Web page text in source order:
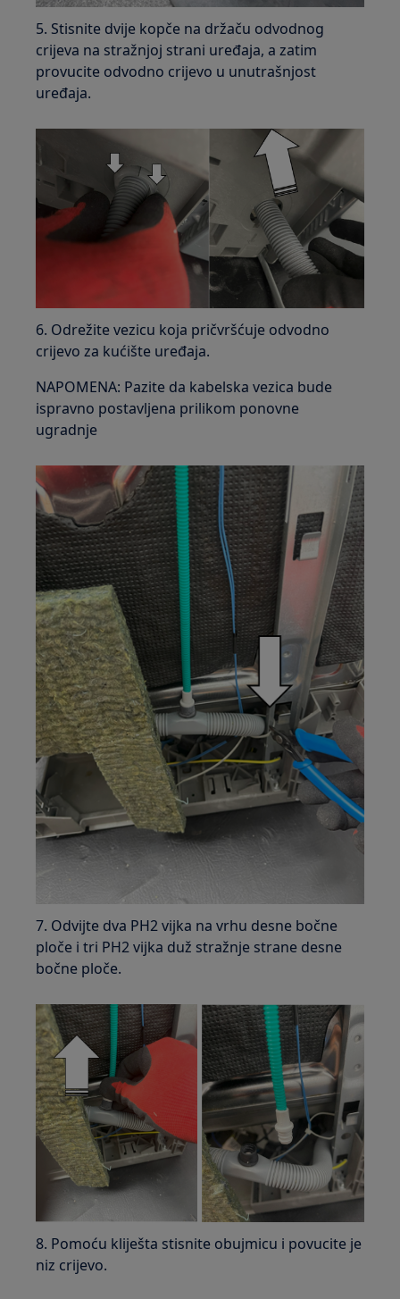
5. Stisnite dvije kopče na držaču odvodnog
crijeva na stražnjoj strani uređaja, a zatim
provucite odvodno crijevo u unutrašnjost
uređaja.
6. Odrežite vezicu koja pričvršćuje odvodno
crijevo za kućište uređaja.
NAPOMENA: Pazite da kabelska vezica bude
ispravno postavljena prilikom ponovne
ugradnje
7. Odvijte dva PH2 vijka na vrhu desne bočne
ploče i tri PH2 vijka duž stražnje strane desne
bočne ploče.
8. Pomoću kliješta stisnite obujmicu i povucite je
niz crijevo.